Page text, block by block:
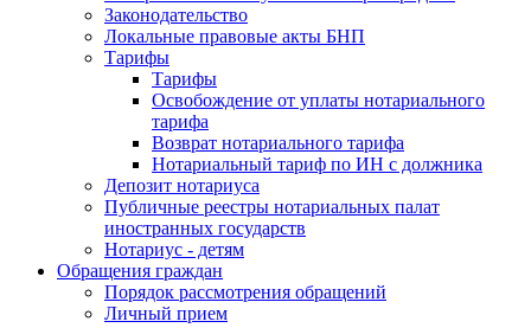
Законодательство
Локальные правовые акты БНП
Тарифы
Тарифы
Освобождение от уплаты нотариального
тарифа
Возврат нотариального тарифа
Нотариальный тариф по ИН с должника
Депозит нотариуса
Публичные реестры нотариальных палат
иностранных государств
Нотариус - детям
Обращения граждан
Порядок рассмотрения обращений
Личный прием